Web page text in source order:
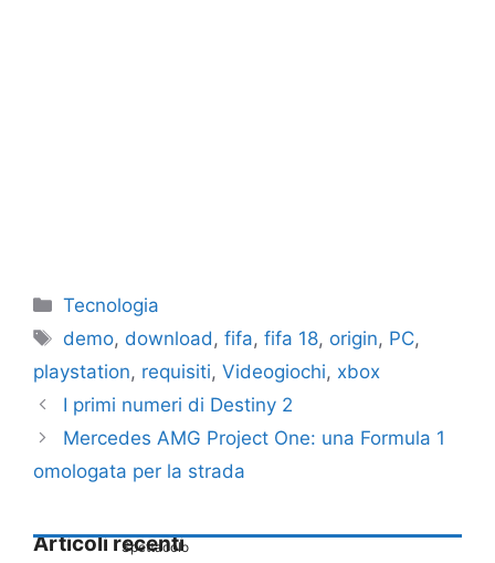
Categorie
Tecnologia
Tag
demo, download ,fifa,fifa 18, origin, PC,
playstation, requisiti, Videogiochi, xbox
I primi numeri di Destiny 2
Mercedes AMG Project One: una Formula 1
omologata per la strada
Articoli recenti
Spettacolo